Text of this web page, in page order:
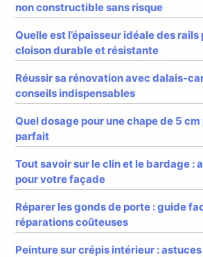
non constructible sans risque
Quelle est l’épaisseur idéale des
cloison durable et résistante
Réussir sa rénovation avec dalais-
conseils indispensables
Quel dosage pour une chape de 5
parfait
Tout savoir sur le clin et le bardage :
pour votre façade
Réparer les gonds de porte : guide
réparations coûteuses
Peinture sur crépis intérieur :